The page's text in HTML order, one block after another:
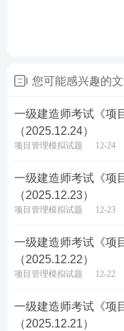
5、某工程项目进行
算定额规定的“政
B.增加变更收入，
D.停止施工生产，
您可能感兴趣的
一级建造师考试《项
（2025.12.24）
项目管理模拟试题 12-24
一级建造师考试《项
（2025.12.23）
项目管理模拟试题 12-23
一级建造师考试《项
（2025.12.22）
项目管理模拟试题 12-22
一级建造师考试《项
（2025.12.21）